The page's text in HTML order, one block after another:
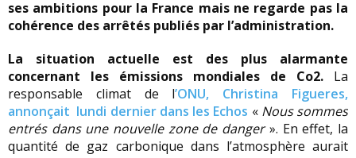
ses ambitions pour la France mais ne regarde pas la
cohérence des arrêtés publiés par l’administration.
La situation actuelle est des plus alarmante
concernant les émissions mondiales de Co2. La
responsable climat de l’ONU, Christina Figueres,
annonçait lundi dernier dans les Echos «Nous sommes
entrés dans une nouvelle zone de danger». En effet, la
quantité de gaz carbonique dans l’atmosphère aurait